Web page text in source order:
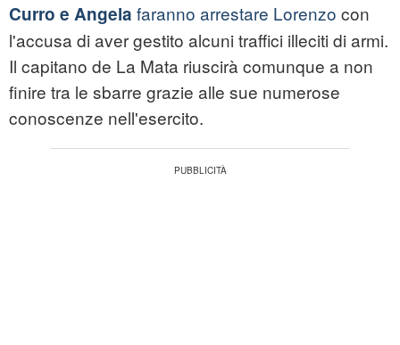
Curro e Angela faranno arrestare Lorenzo con
l'accusa di aver gestito alcuni traffici illeciti di armi.
Il capitano de La Mata riuscirà comunque a non
finire tra le sbarre grazie alle sue numerose
conoscenze nell'esercito.